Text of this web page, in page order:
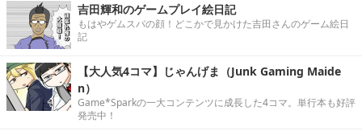
吉田輝和のゲームプレイ絵日記
もはやゲムスパの顔！どこかで見かけた吉田さんのゲーム絵日
記
【大人気4コマ】じゃんげま（Junk Gaming Maide
n）
Game*Sparkの一大コンテンツに成長した4コマ。単行本も好評
発売中！